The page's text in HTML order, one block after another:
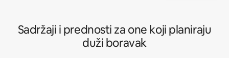
Sadržaji i prednosti za one koji planiraju
duži boravak